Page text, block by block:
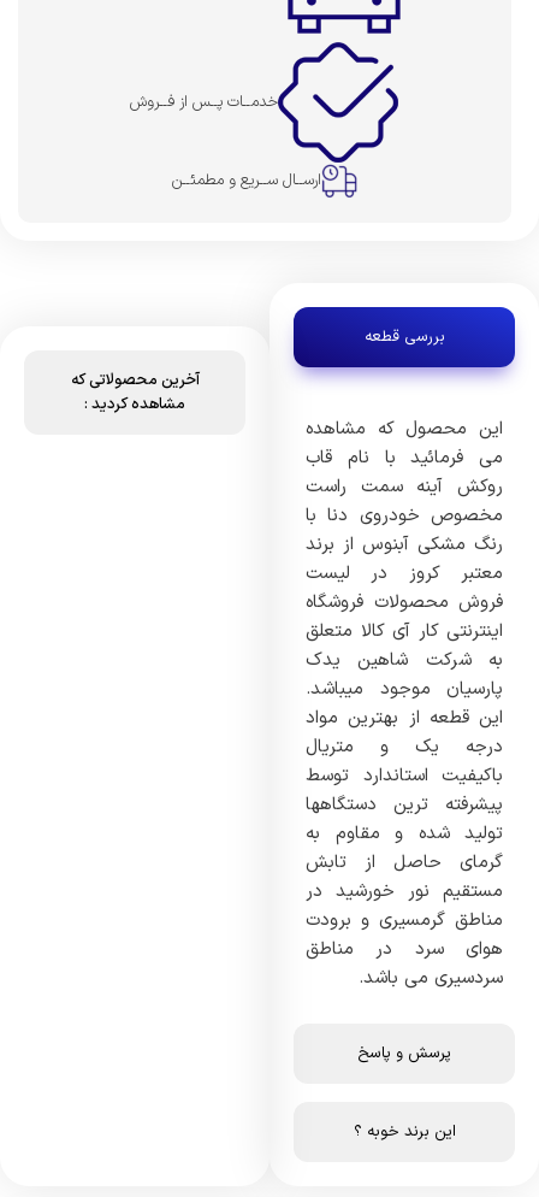
خدمــات پــس از فــروش
ارســال ســریع و مطمئــن
بررسی قطعه
پرسش و پاسخ
این برند خوبه ؟
این محصول که مشاهده
می فرمائید با نام قاب
روکش آینه سمت راست
مخصوص خودروی دنا با
رنگ مشکی آبنوس از برند
معتبر کروز در لیست
فروش محصولات فروشگاه
اینترنتی کار آی کالا متعلق
به شرکت شاهین یدک
پارسیان موجود میباشد.
این قطعه از بهترین مواد
درجه یک و متریال
باکیفیت استاندارد توسط
پیشرفته ترین دستگاهها
تولید شده و مقاوم به
گرمای حاصل از تابش
مستقیم نور خورشید در
مناطق گرمسیری و برودت
هوای سرد در مناطق
سردسیری می باشد.
آخرین محصولاتی که
مشاهده کردید :